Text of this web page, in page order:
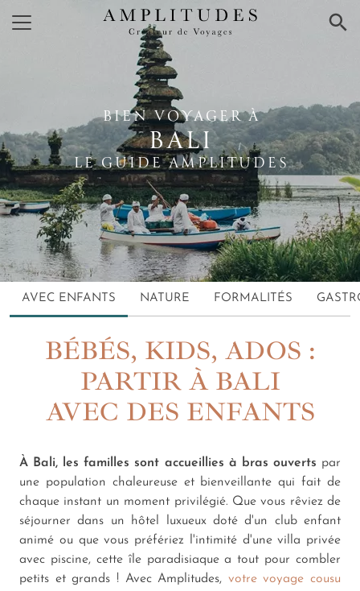
×
BIEN VOYAGER À
BALI
LE GUIDE AMPLITUDES
AVEC ENFANTS NATURE FORMALITÉS
BÉBÉS, KIDS, ADOS :
PARTIR À BALI
AVEC DES ENFANTS
À Bali, les familles sont accueillies à bras ouverts par
une population chaleureuse et bienveillante qui fait de
chaque instant un moment privilégié. Que vous rêviez de
séjourner dans un hôtel luxueux doté d'un club enfant
animé ou que vous préfériez l'intimité d'une villa privée
avec piscine, cette île paradisiaque a tout pour combler
petits et grands ! Avec Amplitudes, votre voyage cousu